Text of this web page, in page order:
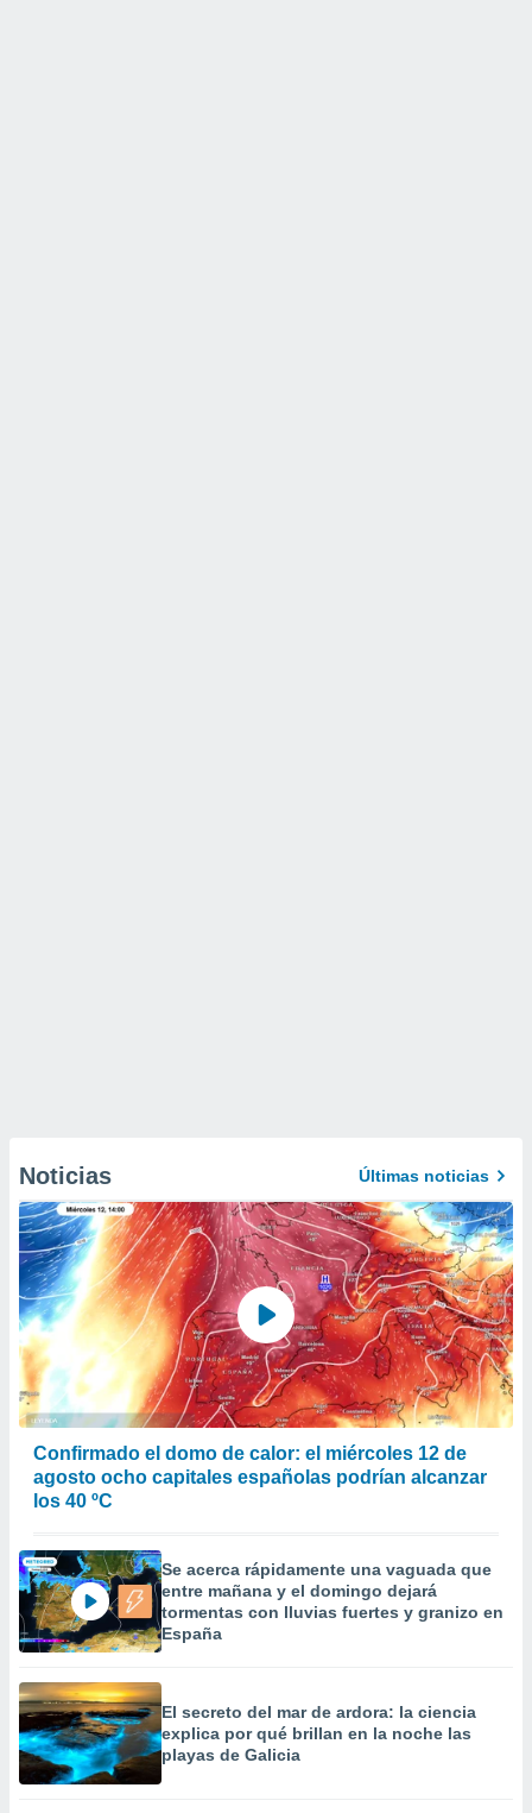
Noticias Últimas noticias
Confirmado el domo de calor: el miércoles 12 de
agosto ocho capitales españolas podrían alcanzar
los 40 ºC
Se acerca rápidamente una vaguada que
entre mañana y el domingo dejará
tormentas con lluvias fuertes y granizo en
España
El secreto del mar de ardora: la ciencia
explica por qué brillan en la noche las
playas de Galicia